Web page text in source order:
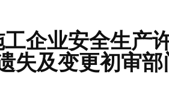
企业安全生产
失及变更初审